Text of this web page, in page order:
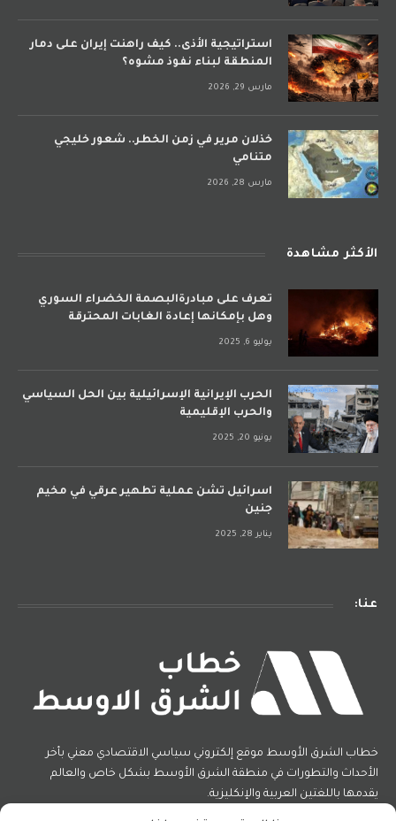
استراتيجية الأذى.. كيف راهنت إيران على دمار
المنطقة لبناء نفوذ مشوه؟
مارس 29, 2026
خذلان مرير في زمن الخطر.. شعور خليجي
متنامي
مارس 28, 2026
الأكثر مشاهدة
تعرف على مبادرةالبصمة الخضراء السوري
وهل بإمكانها إعادة الغابات المحترقة
يوليو 6, 2025
الحرب الإيرانية الإسرائيلية بين الحل السياسي
والحرب الإقليمية
يونيو 20, 2025
اسرائيل تشن عملية تطهير عرقي في مخيم
جنين
يناير 28, 2025
عنا:
خطاب الشرق الأوسط موقع إلكتروني سياسي الاقتصادي معني بأخر
الأحداث والتطورات في منطقة الشرق الأوسط بشكل خاص والعالم
يقدمها باللغتين العربية والإنكليزية.